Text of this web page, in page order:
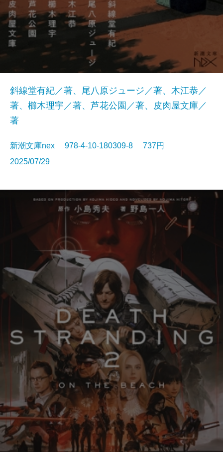
斜線堂有紀／著、尾八原ジュージ／著、木江恭／
著、櫛木理宇／著、芦花公園／著、皮肉屋文庫／
著
新潮文庫nex 978-4-10-180309-8 737円
2025/07/29